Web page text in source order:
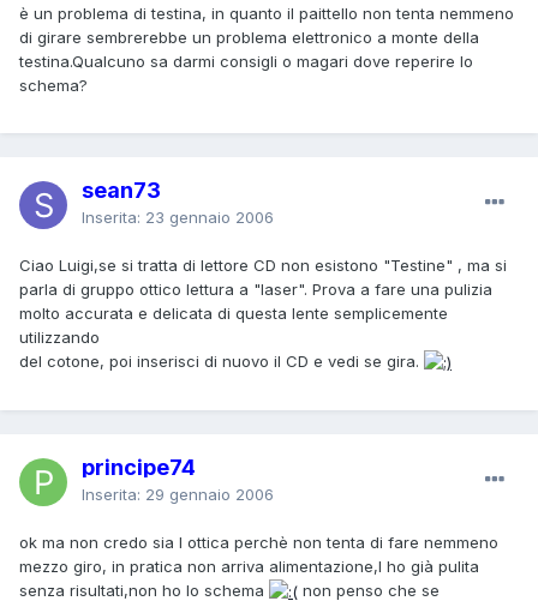
è un problema di testina, in quanto il paittello non tenta nemmeno
di girare sembrerebbe un problema elettronico a monte della
testina.Qualcuno sa darmi consigli o magari dove reperire lo
schema?
sean73
Inserita: 23 gennaio 2006
Ciao Luigi,se si tratta di lettore CD non esistono "Testine" , ma si
parla di gruppo ottico lettura a "laser". Prova a fare una pulizia
molto accurata e delicata di questa lente semplicemente
utilizzando
del cotone, poi inserisci di nuovo il CD e vedi se gira.
principe74
Inserita: 29 gennaio 2006
ok ma non credo sia l ottica perchè non tenta di fare nemmeno
mezzo giro, in pratica non arriva alimentazione,l ho già pulita
senza risultati,non ho lo schema
non penso che se